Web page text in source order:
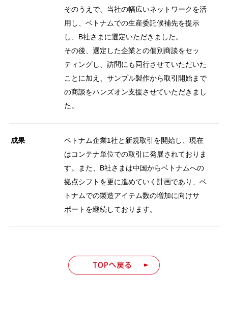
そのうえで、当社の幅広いネットワークを活
用し、ベトナムでの生産委託候補先を提示
し、B社さまに選定いただきました。
その後、選定した企業との個別商談をセッ
ティングし、訪問にも同行させていただいた
ことに加え、サンプル製作から取引開始まで
の商談をハンズオン支援させていただきまし
た。
成果
ベトナム企業1社と新規取引を開始し、現在
はコンテナ単位での取引に発展されておりま
す。また、B社さまは中国からベトナムへの
拠点シフトを更に進めていく計画であり、ベ
トナムでの製造アイテム数の増加に向けサ
ポートを継続しております。